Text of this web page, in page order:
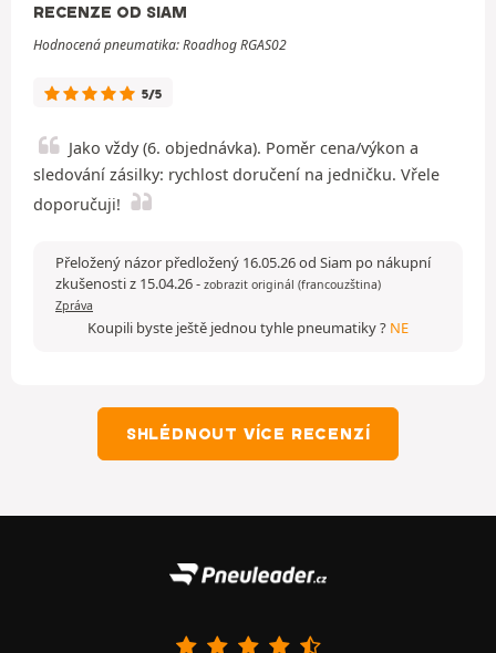
RECENZE OD SIAM
Hodnocená pneumatika: Roadhog RGAS02
5/5
Jako vždy (6. objednávka). Poměr cena/výkon a
sledování zásilky: rychlost doručení na jedničku. Vřele
doporučuji!
Přeložený názor předložený 16.05.26 od Siam po nákupní
zkušenosti z 15.04.26- zobrazit originál (francouzština)
Zpráva
Koupili byste ještě jednou tyhle pneumatiky ? NE
SHLÉDNOUT VÍCE RECENZÍ